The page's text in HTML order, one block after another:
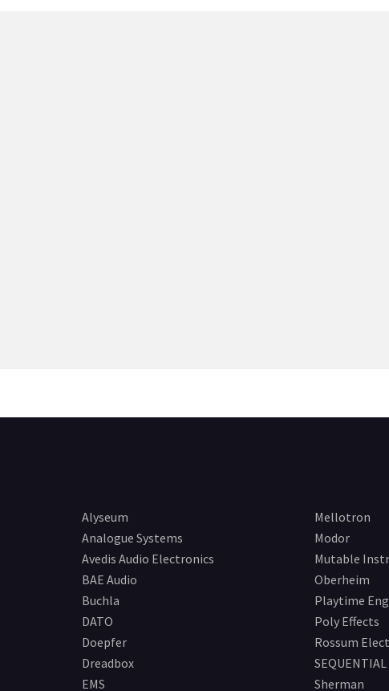
Alyseum
Analogue Systems
Avedis Audio Electronics
BAE Audio
Buchla
DATO
Doepfer
Dreadbox
EMS
Mellotron
Modor
Mutable
Oberheim
Playtime
Poly Effects
Rossum
SEQUENTIAL
Sherman